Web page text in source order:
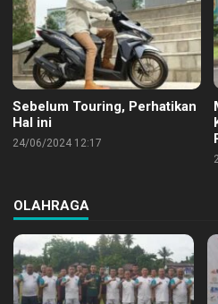
Sebelum Touring, Perhatikan
Hal ini
24/06/2024 12:17
OLAHRAGA